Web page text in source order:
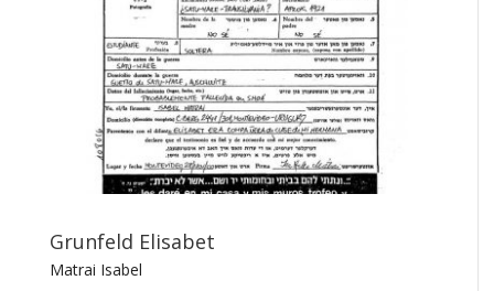
Grunfeld Elisabet
Matrai Isabel